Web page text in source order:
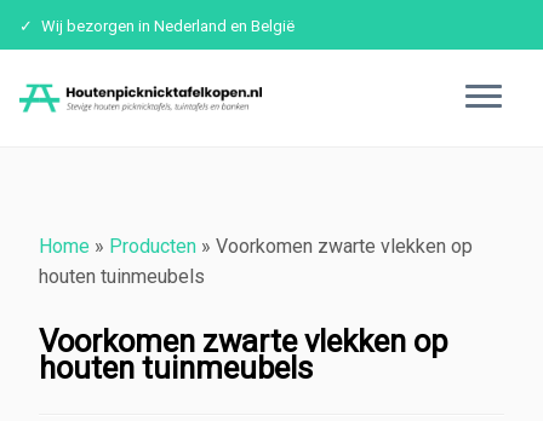
Wij bezorgen in Nederland en België
Home » Producten » Voorkomen zwarte vlekken op
houten tuinmeubels
Voorkomen zwarte vlekken op
houten tuinmeubels